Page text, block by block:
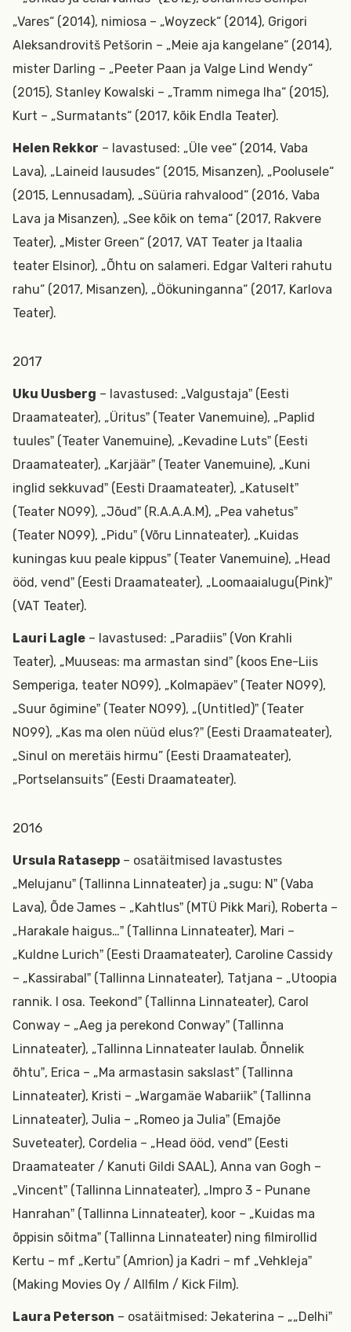
„Vares“ (2014), nimiosa – „Woyzeck“ (2014), Grigori
Aleksandrovitš Petšorin – „Meie aja kangelane“ (2014),
mister Darling – „Peeter Paan ja Valge Lind Wendy“
(2015), Stanley Kowalski – „Tramm nimega Iha“ (2015),
Kurt – „Surmatants“ (2017, kõik Endla Teater).
Helen Rekkor – lavastused: „Üle vee“ (2014, Vaba
Lava), „Laineid lausudes“ (2015, Misanzen), „Poolusele“
(2015, Lennusadam), „Süüria rahvalood“ (2016, Vaba
Lava ja Misanzen), „See kõik on tema“ (2017, Rakvere
Teater), „Mister Green“ (2017, VAT Teater ja Itaalia
teater Elsinor), „Õhtu on salameri. Edgar Valteri rahutu
rahu“ (2017, Misanzen), „Öökuninganna“ (2017, Karlova
Teater).
2017
Uku Uusberg – lavastused: „Valgustajaˮ (Eesti
Draamateater), „Üritusˮ (Teater Vanemuine), „Paplid
tuulesˮ (Teater Vanemuine), „Kevadine Lutsˮ (Eesti
Draamateater), „Karjäärˮ (Teater Vanemuine), „Kuni
inglid sekkuvadˮ (Eesti Draamateater), „Katuseltˮ
(Teater NO99), „Jõudˮ (R.A.A.A.M), „Pea vahetusˮ
(Teater NO99), „Piduˮ (Võru Linnateater), „Kuidas
kuningas kuu peale kippusˮ (Teater Vanemuine), „Head
ööd, vendˮ (Eesti Draamateater), „Loomaaialugu(Pink)ˮ
(VAT Teater).
Lauri Lagle – lavastused: „Paradiisˮ (Von Krahli
Teater), „Muuseas: ma armastan sindˮ (koos Ene-Liis
Semperiga, teater NO99), „Kolmapäevˮ (Teater NO99),
„Suur õgimineˮ (Teater NO99), „(Untitled)ˮ (Teater
NO99), „Kas ma olen nüüd elus?ˮ (Eesti Draamateater),
„Sinul on meretäis hirmu” (Eesti Draamateater),
„Portselansuits” (Eesti Draamateater).
2016
Ursula Ratasepp – osatäitmised lavastustes
„Melujanuˮ (Tallinna Linnateater) ja „sugu: Nˮ (Vaba
Lava), Õde James – „Kahtlusˮ (MTÜ Pikk Mari), Roberta –
„Harakale haigus…ˮ (Tallinna Linnateater), Mari –
„Kuldne Lurichˮ (Eesti Draamateater), Caroline Cassidy
– „Kassirabalˮ (Tallinna Linnateater), Tatjana – „Utoopia
rannik. I osa. Teekondˮ (Tallinna Linnateater), Carol
Conway – „Aeg ja perekond Conwayˮ (Tallinna
Linnateater), „Tallinna Linnateater laulab. Õnnelik
õhtuˮ, Erica – „Ma armastasin sakslastˮ (Tallinna
Linnateater), Kristi – „Wargamäe Wabariikˮ (Tallinna
Linnateater), Julia – „Romeo ja Juliaˮ (Emajõe
Suveteater), Cordelia – „Head ööd, vendˮ (Eesti
Draamateater / Kanuti Gildi SAAL), Anna van Gogh –
„Vincentˮ (Tallinna Linnateater), „Impro 3 - Punane
Hanrahanˮ (Tallinna Linnateater), koor – „Kuidas ma
õppisin sõitmaˮ (Tallinna Linnateater) ning filmirollid
Kertu – mf „Kertuˮ (Amrion) ja Kadri – mf „Vehklejaˮ
(Making Movies Oy / Allfilm / Kick Film).
Laura Peterson – osatäitmised: Jekaterina – „„Delhiˮ